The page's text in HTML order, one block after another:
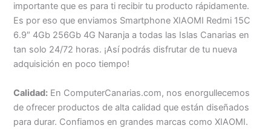
importante que es para ti recibir tu producto rápidamente.
Es por eso que enviamos Smartphone XIAOMI Redmi 15C
6.9″ 4Gb 256Gb 4G Naranja a todas las Islas Canarias en
tan solo 24/72 horas. ¡Así podrás disfrutar de tu nueva
adquisición en poco tiempo!
Calidad: En ComputerCanarias.com, nos enorgullecemos
de ofrecer productos de alta calidad que están diseñados
para durar. Confiamos en grandes marcas como XIAOMI.